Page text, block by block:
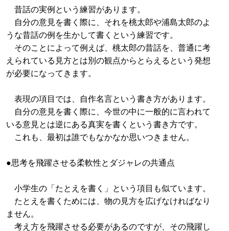
昔話の実例という練習があります。
自分の意見を書く際に、それを桃太郎や浦島太郎のよ
うな昔話の例を生かして書くという練習です。
そのことによって例えば、桃太郎の昔話を、普通に考
えられている見方とは別の観点からとらえるという発想
が必要になってきます。
表現の項目では、自作名言という書き方があります。
自分の意見を書く際に、今世の中に一般的に言われて
いる意見とは逆にある真実を書くという書き方です。
これも、最初は誰でもなかなか思いつきません。
●思考を飛躍させる柔軟性とダジャレの共通点
小学生の「たとえを書く」という項目も似ています。
たとえを書くためには、物の見方を広げなければなり
ません。
考え方を飛躍させる必要があるのですが、その飛躍し